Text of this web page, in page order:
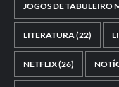
JOGOS DE TABULEIRO
LITERATURA(22)
NETFLIX(26)